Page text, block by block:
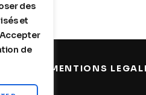
des
et
de
MENTIONS